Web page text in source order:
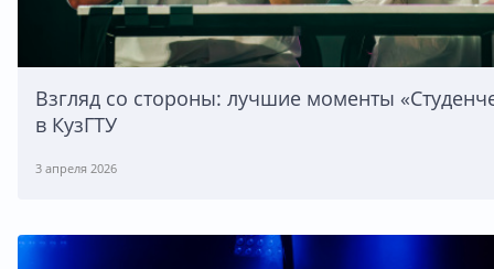
Взгляд со стороны: лучшие моменты
в КузГТУ
3 апреля 2026